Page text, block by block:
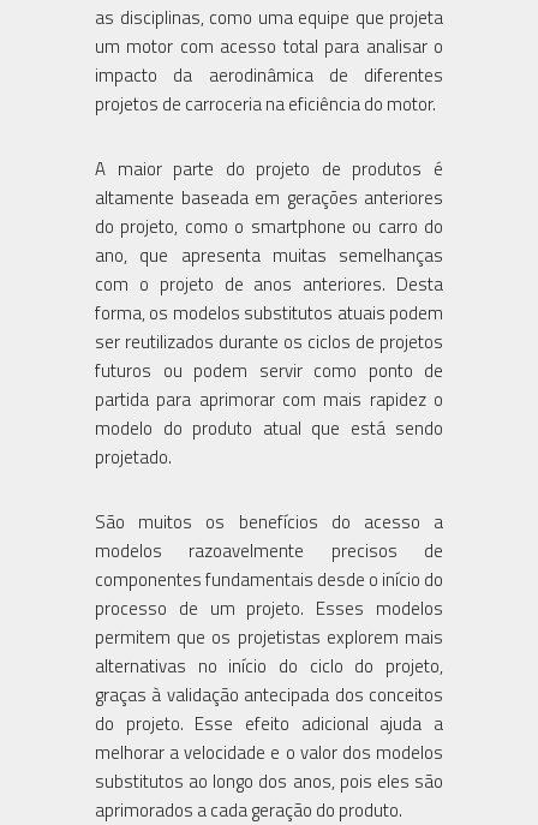
as disciplinas, como uma equipe que projeta
um motor com acesso total para analisar o
impacto da aerodinâmica de diferentes
projetos de carroceria na eficiência do motor.
A maior parte do projeto de produtos é
altamente baseada em gerações anteriores
do projeto, como o smartphone ou carro do
ano, que apresenta muitas semelhanças
com o projeto de anos anteriores. Desta
forma, os modelos substitutos atuais podem
ser reutilizados durante os ciclos de projetos
futuros ou podem servir como ponto de
partida para aprimorar com mais rapidez o
modelo do produto atual que está sendo
projetado.
São muitos os benefícios do acesso a
modelos razoavelmente precisos de
componentes fundamentais desde o início do
processo de um projeto. Esses modelos
permitem que os projetistas explorem mais
alternativas no início do ciclo do projeto,
graças à validação antecipada dos conceitos
do projeto. Esse efeito adicional ajuda a
melhorar a velocidade e o valor dos modelos
substitutos ao longo dos anos, pois eles são
aprimorados a cada geração do produto.